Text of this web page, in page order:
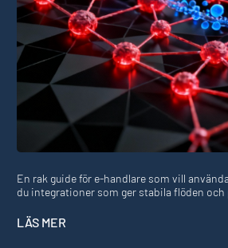
En rak guide för e-handlare som vill
du integrationer som ger stabila flöden
LÄS MER